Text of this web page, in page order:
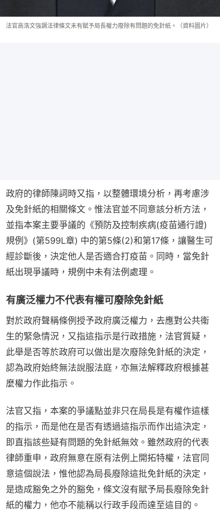
法官高浩文強調法律條文未有賦予局長權力廢除有問題的免針紙。（資料圖片）
政府的律師陳詞時又指，以整體環境分析，再考慮涉
及免針紙的相關條文。惟法官並不同意該分析方法，
並指本案主要爭議的《預防及控制疾病(疫苗通行證)
規例》(第599L章) 中的第5條(2)和第17條，讓醫生可
經診斷後，決定他人是否適合打疫苗。同時，當免針
紙出現爭議時，規例中未有法例處理。
有廣泛權力不代表有權可廢除免針紙
對於政府聲稱條例授予政府廣泛權力，去應對公共衛
生的緊急情況，又指這指示是行政措施，法官質疑，
此舉是否等於政府可以做出是次廢除免針紙的決定，
認為政府始終無法說服法庭，亦無法解釋政府根據甚
麼權力作此指示。
法官又指，本案的爭議點並非只在局長是有權作這樣
的指示，而是他在是否有透過這指示而作出這決定，
即直指該些疑有問題的免針紙無效。雖然政府的代表
律師重申，政府無意在原有法例上開拓特權，法官同
意這個說法，惟他認為局長廢除這批免針紙的決定，
是造成豁免之外的豁免，條文沒有賦予局長廢除免針
紙的權力，他亦不能稱以行政手段而達至這目的。